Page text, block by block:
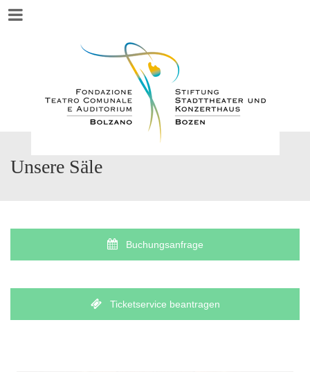
Menu
Unsere Säle
Buchungsanfrage
Ticketservice beantragen